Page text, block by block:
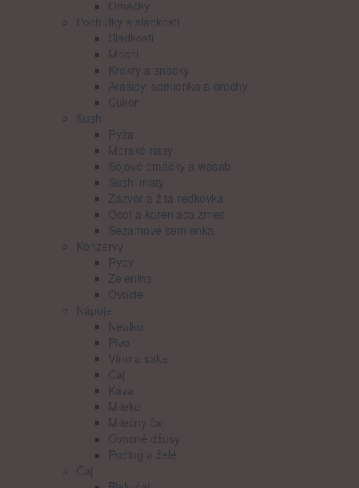
Omáčky
Pochúťky a sladkosti
Sladkosti
Mochi
Krekry a snacky
Arašidy, semienka a orechy
Cukor
Sushi
Ryža
Morské riasy
Sójové omáčky a wasabi
Sushi maty
Zázvor a žltá reďkovka
Ocot a koreniaca zmes
Sezamové semienka
Konzervy
Ryby
Zelenina
Ovocie
Nápoje
Nealko
Pivo
Víno a sake
Čaj
Káva
Mlieko
Mliečny čaj
Ovocné džúsy
Puding a želé
Čaj